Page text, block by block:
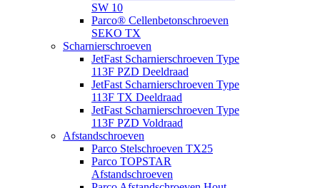
SW 10
Parco® Cellenbetonschroeven
SEKO TX
Scharnierschroeven
JetFast Scharnierschroeven Type
113F PZD Deeldraad
JetFast Scharnierschroeven Type
113F TX Deeldraad
JetFast Scharnierschroeven Type
113F PZD Voldraad
Afstandschroeven
Parco Stelschroeven TX25
Parco TOPSTAR
Afstandschroeven